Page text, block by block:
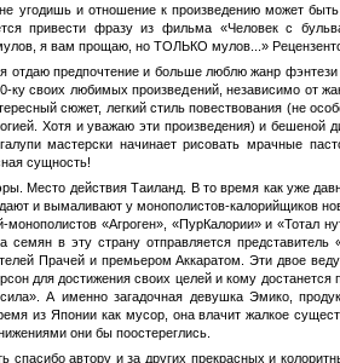
угодишь и отношение к произведению может
привести фразу из фильма «Человек с
я вам прощаю, но ТОЛЬКО мулов...»
отдаю предпочтение и больше люблю жанр
ку своих любимых произведений, независимо от
сюжет, легкий стиль повествования (не
Хотя и уважаю эти произведения) и бешеной
мастерски начинает рисовать мрачные
сущность!
Место действия Таиланд. В то время как уже
и вымаливают у монополистов-калорийщиков
«Агроген», «ПурКалории» и «Тотал
семян в эту страну отправляется
Прачей и премьером Аккаратом. Эти двое
для достижения своих целей и кому
А именно загадочная девушка Эмико,
из Японии как мусор, она влачит жалкое
они бы поостереглись.
спасибо автору и за других прекрасных и